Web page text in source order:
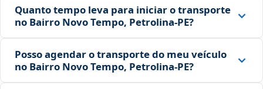
Quanto tempo leva para iniciar o transporte
no Bairro Novo Tempo, Petrolina‑PE?
Posso agendar o transporte do meu veículo
no Bairro Novo Tempo, Petrolina‑PE?